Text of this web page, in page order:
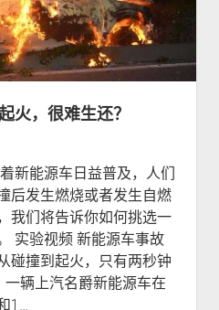
火，很难生还？
新能源车日益普及，人们
后发生燃烧或者发生自燃
我们将告诉你如何挑选一
实验视频 新能源车事故
碰撞到起火，只有两秒钟
辆上汽名爵新能源车在
1…